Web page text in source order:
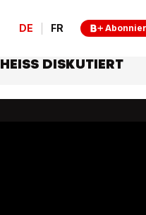
DE FR
HEISS DISKUTIERT